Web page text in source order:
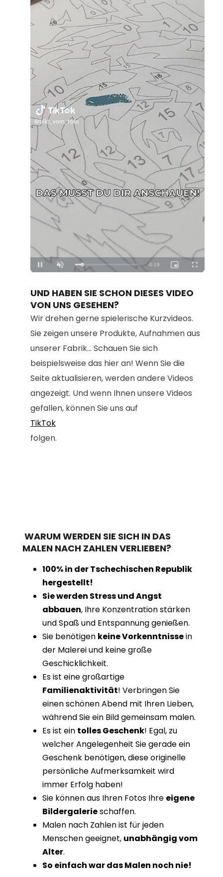
Unmute Loaded:
100.00%
UND HABEN SIE SCHON DIESES VIDEO
VON UNS GESEHEN?
Wir drehen gerne spielerische Kurzvideos.
Sie zeigen unsere Produkte, Aufnahmen aus
unserer Fabrik... Schauen Sie sich
beispielsweise das hier an! Wenn Sie die
Seite aktualisieren, werden andere Videos
angezeigt. Und wenn Ihnen unsere Videos
gefallen, können Sie uns auf
TikTok
folgen.
WARUM WERDEN SIE SICH IN DAS
MALEN NACH ZAHLEN VERLIEBEN?
100% in der Tschechischen Republik
hergestellt!
Sie werden Stress und Angst
abbauen, Ihre Konzentration stärken
und Spaß und Entspannung genießen.
Sie benötigen keine Vorkenntnissein
der Malerei und keine große
Geschicklichkeit.
Es ist eine großartige
Familienaktivität! Verbringen Sie
einen schönen Abend mit Ihren Lieben,
während Sie ein Bild gemeinsam malen.
Es ist ein tolles Geschenk! Egal, zu
welcher Angelegenheit Sie gerade ein
Geschenk benötigen, diese originelle
persönliche Aufmerksamkeit wird
immer Erfolg haben!
Sie können aus Ihren Fotos Ihre eigene
Bildergalerieschaffen.
Malen nach Zahlen ist für jeden
Menschen geeignet, unabhängig vom
Alter.
So einfach war das Malen noch nie!